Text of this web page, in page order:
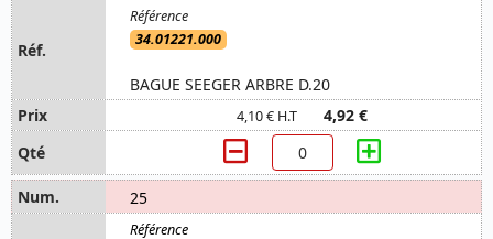
34.01221.000
BAGUE SEEGER ARBRE D.20
4,10 € H.T 4,92 €
25